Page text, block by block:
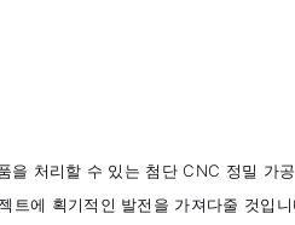
처리할 수 있는 첨단 CNC 정밀 가
에 획기적인 발전을 가져다줄 것입니